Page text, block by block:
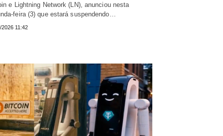
e Lightning Network (LN), anunciou nesta
feira (3) que estará suspendendo…
2026 11:42